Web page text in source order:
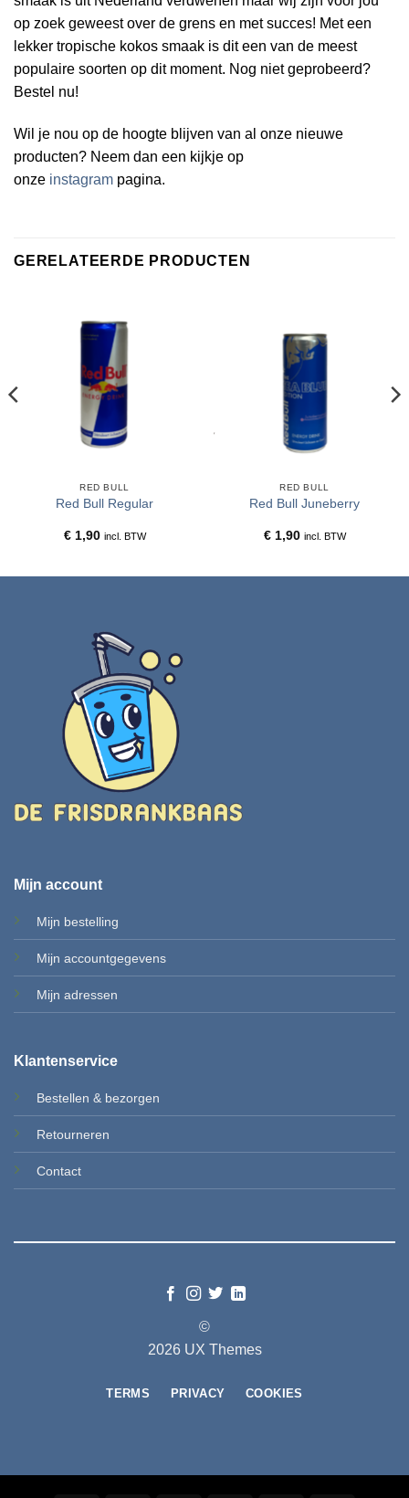
op zoek geweest over de grens en met succes! Met een
lekker tropische kokos smaak is dit een van de meest
populaire soorten op dit moment. Nog niet geprobeerd?
Bestel nu!
Wil je nou op de hoogte blijven van al onze nieuwe
producten? Neem dan een kijkje op
onze instagram pagina.
GERELATEERDE PRODUCTEN
RED BULL
Red Bull Regular
€1,90 incl. BTW
RED BULL
Red Bull Juneberry
€1,90 incl. BTW
Mijn account
Mijn bestelling
Mijn accountgegevens
Mijn adressen
Klantenservice
Bestellen & bezorgen
Retourneren
Contact
©
2026 UX Themes
TERMS PRIVACY COOKIES